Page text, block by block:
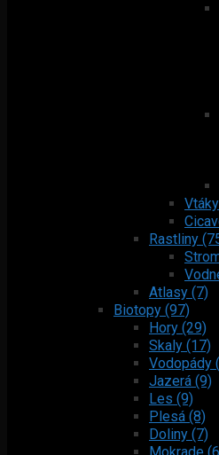
Rastliny
Atlasy (7)
Biotopy (97)
Hory (29)
Skaly (17)
Vodopády
Jazerá (9)
Les (9)
Plesá (8)
Doliny (7)